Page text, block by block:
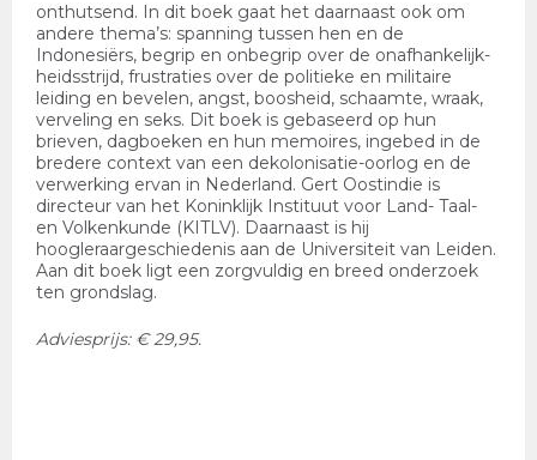
onthutsend. In dit boek gaat het daarnaast ook om
andere thema’s: spanning tussen hen en de
Indonesiërs, begrip en onbegrip over de onafhankelijk-
heidsstrijd, frustraties over de politieke en militaire
leiding en bevelen, angst, boosheid, schaamte, wraak,
verveling en seks. Dit boek is gebaseerd op hun
brieven, dagboeken en hun memoires, ingebed in de
bredere context van een dekolonisatie-oorlog en de
verwerking ervan in Nederland. Gert Oostindie is
directeur van het Koninklijk Instituut voor Land- Taal-
en Volkenkunde (KITLV). Daarnaast is hij
hoogleraargeschiedenis aan de Universiteit van Leiden.
Aan dit boek ligt een zorgvuldig en breed onderzoek
ten grondslag.
Adviesprijs: € 29,95.